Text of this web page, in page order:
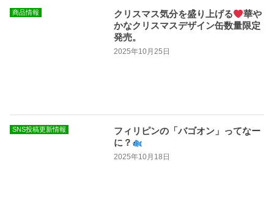
商品情報 クリスマス気分を盛り上げる
華や
かなクリスマスデザイン缶数量限定
発売。
2025年10月25日
SNS投稿更新情報
フィリピンの「バゴオン」ってなー
に？
2025年10月18日